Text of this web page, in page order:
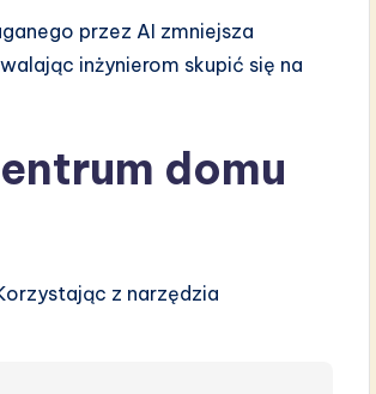
przez AI zmniejsza
inżynierom skupić się na
domu
z narzędzia